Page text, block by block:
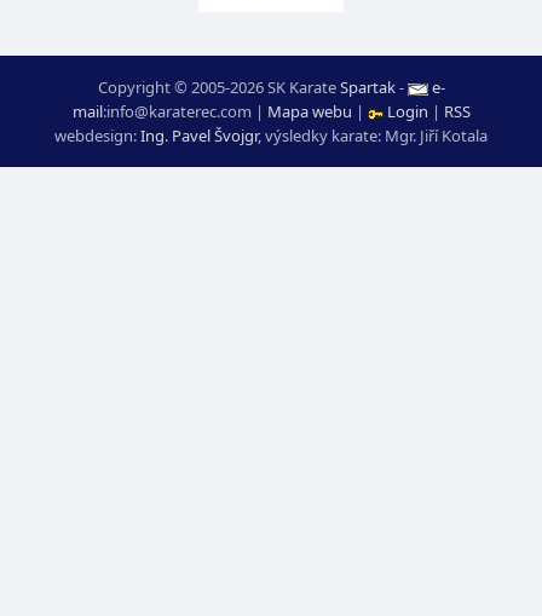
Copyright © 2005-2026 SK KarateSpartak-
e-
mail:moc.ceretarak@ofni | Mapa webu | Login | RSS
webdesign:Ing. Pavel Švojgr,výsledky karate: Mgr. Jiří Kotala